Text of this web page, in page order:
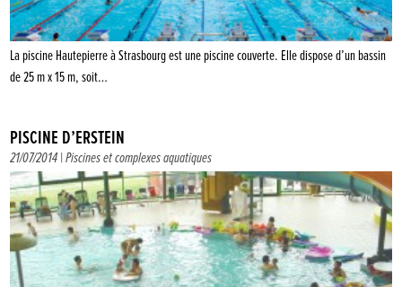
La piscine Hautepierre à Strasbourg est une piscine couverte. Elle dispose d’un bassin
de 25 m x 15 m, soit…
PISCINE D’ERSTEIN
21/07/2014 |Piscines et complexes aquatiques